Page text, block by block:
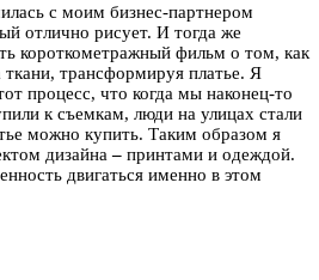
с моим бизнес-партнером
отлично рисует. И тогда же
короткометражный фильм о том, как
ткани, трансформируя платье. Я
процесс, что когда мы наконец-то
к съемкам, люди на улицах стали
можно купить. Таким образом я
дизайна– принтами и одеждой.
двигаться именно в этом